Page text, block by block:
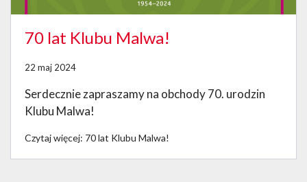
70 lat Klubu Malwa!
22 maj 2024
Serdecznie zapraszamy na obchody 70. urodzin
Klubu Malwa!
Czytaj więcej: 70 lat Klubu Malwa!